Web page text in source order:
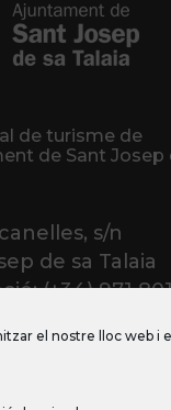
el nostre lloc web i
de turisme de
de Sant Josep
s/n
de sa Talaia
(+34) 971